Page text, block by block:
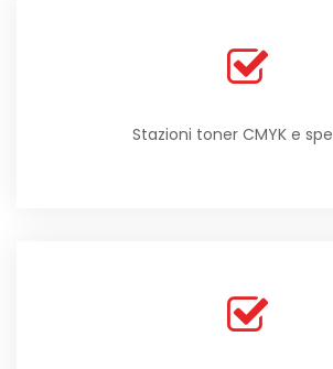
Stazioni toner CMYK e